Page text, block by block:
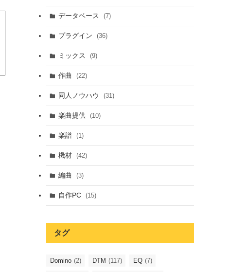
データベース (7)
プラグイン (36)
ミックス (9)
作曲 (22)
同人ノウハウ (31)
楽曲提供 (10)
楽譜 (1)
機材 (42)
編曲 (3)
自作PC (15)
タグ
Domino (2) DTM (117) EQ (7)